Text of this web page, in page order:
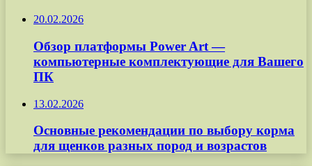
20.02.2026
Обзор платформы Power Art —
компьютерные комплектующие для Вашего
ПК
13.02.2026
Основные рекомендации по выбору корма
для щенков разных пород и возрастов